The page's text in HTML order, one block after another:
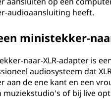
audioaansluiting heeft.
ministekker-
naar-XLR-adapter is
audiosysteem dat
aan de ene kant en een
muziekstudio's of bij live